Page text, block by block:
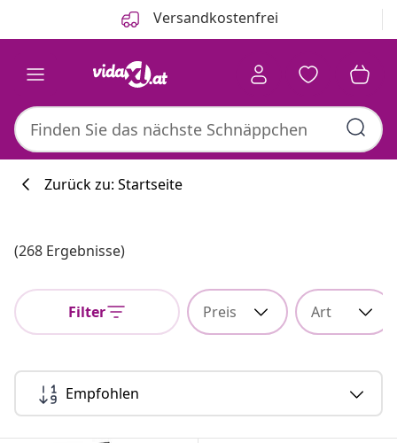
Versandkostenfrei
#sharemevidaxl
Zurück zu: Startseite
(268 Ergebnisse)
Filter Preis Art
Empfohlen